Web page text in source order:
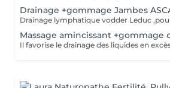
Drainage +gommage Jambes
Massage amincissant +gommage